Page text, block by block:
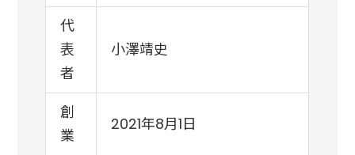
代
表
者
小澤靖史
創
業
2021年8月1日